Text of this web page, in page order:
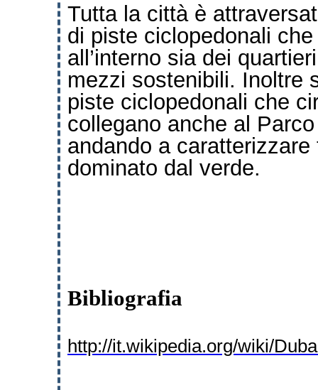
Tutta la città è
di piste ciclopedonali
all’interno sia dei
mezzi sostenibili. Inoltre
piste ciclopedonali che
collegano anche al
andando a
dominato dal verde.
Bibliografia
http://it.wikipedia.org/wiki/